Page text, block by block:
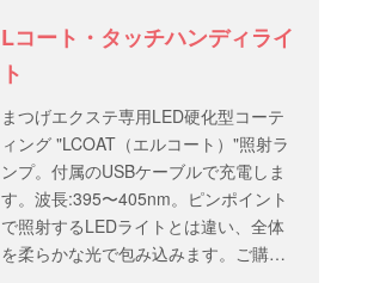
Lコート・タッチハンディライ
ト
まつげエクステ専用LED硬化型コーテ
ィング "LCOAT（エルコート）"照射ラ
ンプ。付属のUSBケーブルで充電しま
す。波長:395〜405nm。ピンポイント
で照射するLEDライトとは違い、全体
を柔らかな光で包み込みます。ご購入